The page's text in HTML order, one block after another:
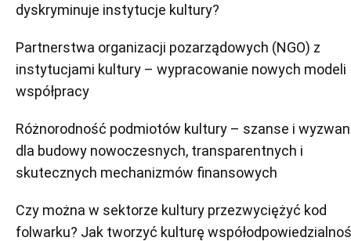
dyskryminuje instytucje kultury?
Partnerstwa organizacji pozarządowych (NGO) z
instytucjami kultury – wypracowanie nowych modeli
współpracy
Różnorodność podmiotów kultury – szanse i
dla budowy nowoczesnych, transparentnych i
skutecznych mechanizmów finansowych
Czy można w sektorze kultury przezwyciężyć kod
folwarku? Jak tworzyć kulturę